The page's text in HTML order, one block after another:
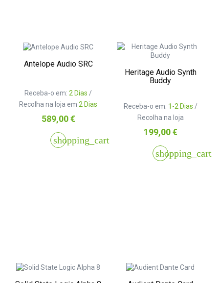
Antelope Audio SRC
Receba-o em: 2 Dias /
Recolha na loja em 2 Dias
Preço
589,00 €
shopping_cart
Heritage Audio Synth
Buddy
Receba-o em: 1-2 Dias /
Recolha na loja
Preço
199,00 €
shopping_cart